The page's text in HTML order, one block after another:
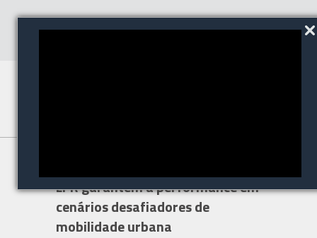
LPR garantem a performance em
cenários desafiadores de
mobilidade urbana